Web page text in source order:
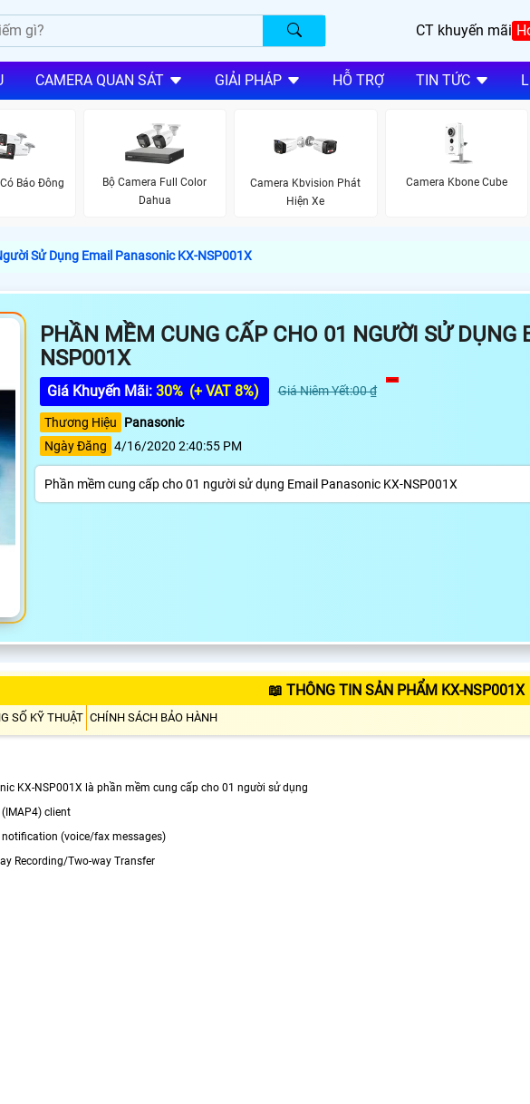
CT khuyến mãi
CAMERA QUAN SÁT GIẢI PHÁP HỖ TRỢ TIN TỨC
Báo Đông
Bộ Camera Full Color
Dahua
Camera Kbvision Phát
Hiện Xe
Camera Kbone Cube
Sử Dụng Email Panasonic KX-NSP001X
PHẦN MỀM CUNG CẤP CHO 01 NGƯỜI SỬ DỤNG
NSP001X
Giá Khuyến Mãi: 30% (+ VAT 8%) Giá Niêm Yết:00 ₫
Thương Hiệu
Panasonic
Ngày Đăng 4/16/2020 2:40:55 PM
Phần mềm cung cấp cho 01 người sử dụng Email Panasonic KX-NSP001X
📖 THÔNG TIN SẢN PHẨM KX-NSP001X
SỐ KỸ THUẬT CHÍNH SÁCH BẢO HÀNH
KX-NSP001X là phần mềm cung cấp cho 01 người sử dụng
(IMAP4) client
notification (voice/fax messages)
Recording/Two-way Transfer